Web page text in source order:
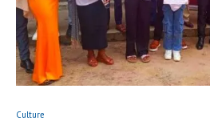
Culture